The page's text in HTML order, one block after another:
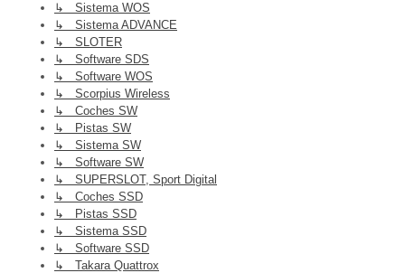
↳ Sistema WOS
↳ Sistema ADVANCE
↳ SLOTER
↳ Software SDS
↳ Software WOS
↳ Scorpius Wireless
↳ Coches SW
↳ Pistas SW
↳ Sistema SW
↳ Software SW
↳ SUPERSLOT, Sport Digital
↳ Coches SSD
↳ Pistas SSD
↳ Sistema SSD
↳ Software SSD
↳ Takara Quattrox